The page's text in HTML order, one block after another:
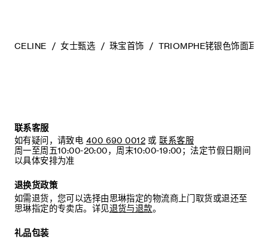
CELINE 女士甄选 珠宝首饰 TRIOMPHE铑银色饰面耳环
联系客服
如有疑问，请致电 400 690 0012 或 联系客服
周一至周五10:00-20:00，周末10:00-19:00；法定节假日期间
以具体安排为准
退换货政策
如需退货，您可以选择由思琳指定的物流商上门取货或退还至
思琳指定的专卖店。详见退货与退款。
礼品包装